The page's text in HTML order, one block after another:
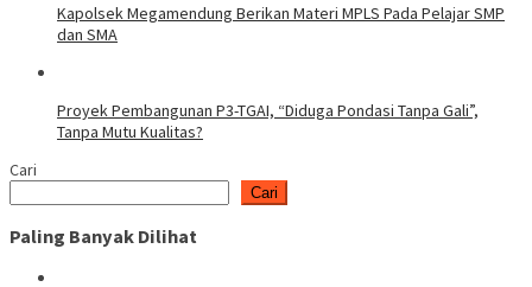
Kapolsek Megamendung Berikan Materi MPLS Pada Pelajar SMP
dan SMA
Proyek Pembangunan P3-TGAI, “Diduga Pondasi Tanpa Gali”,
Tanpa Mutu Kualitas?
Cari
Cari
Paling Banyak Dilihat